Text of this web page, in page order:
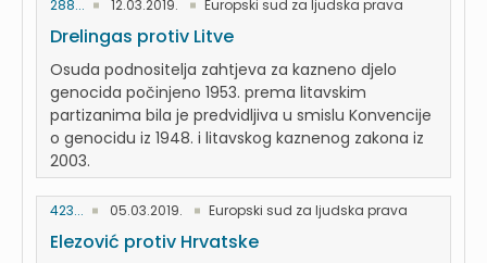
288... 12.03.2019. Europski sud za ljudska prava
Drelingas protiv Litve
Osuda podnositelja zahtjeva za kazneno djelo
genocida počinjeno 1953. prema litavskim
partizanima bila je predvidljiva u smislu Konvencije
o genocidu iz 1948. i litavskog kaznenog zakona iz
2003.
423... 05.03.2019. Europski sud za ljudska prava
Elezović protiv Hrvatske